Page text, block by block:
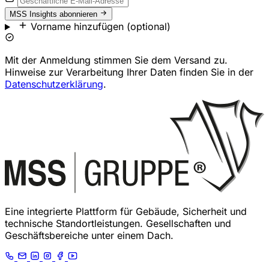
MSS Insights abonnieren
Vorname hinzufügen (optional)
Mit der Anmeldung stimmen Sie dem Versand zu.
Hinweise zur Verarbeitung Ihrer Daten finden Sie in der
Datenschutzerklärung.
Eine integrierte Plattform für Gebäude, Sicherheit und
technische Standortleistungen. Gesellschaften und
Geschäftsbereiche unter einem Dach.